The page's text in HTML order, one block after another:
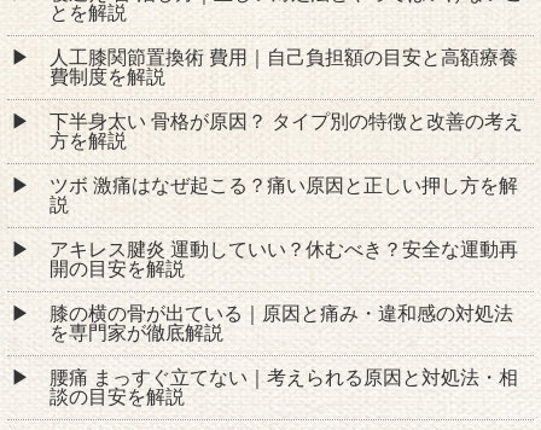
とを解説
人工膝関節置換術 費用｜自己負担額の目安と高額療養
費制度を解説
下半身太い 骨格が原因？ タイプ別の特徴と改善の考え
方を解説
ツボ 激痛はなぜ起こる？痛い原因と正しい押し方を解
説
アキレス腱炎 運動していい？休むべき？安全な運動再
開の目安を解説
膝の横の骨が出ている｜原因と痛み・違和感の対処法
を専門家が徹底解説
腰痛 まっすぐ立てない｜考えられる原因と対処法・相
談の目安を解説